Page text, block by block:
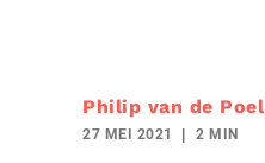
Philip van de Poel
27 MEI 2021 2 MIN